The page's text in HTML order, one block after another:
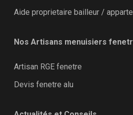
Aide proprietaire bailleur /
Nos Artisans menuisiers
Artisan RGE fenetre
Devis fenetre alu